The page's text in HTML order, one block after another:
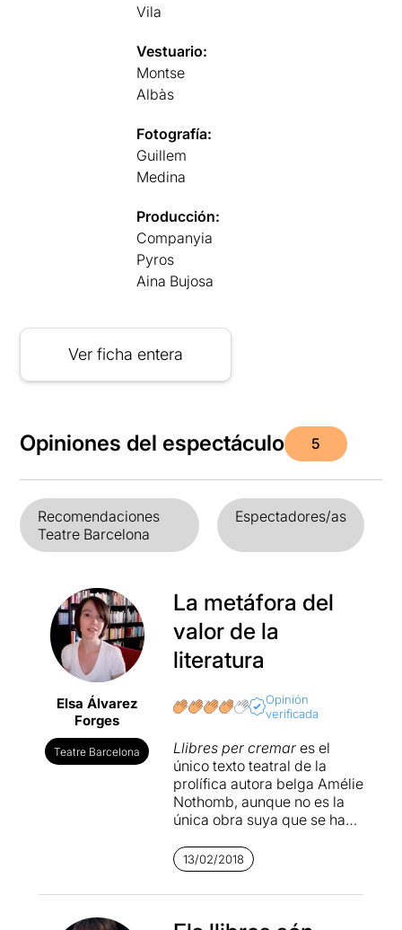
Vila
Vestuario:
Montse
Albàs
Fotografía:
Guillem
Medina
Producción:
Companyia
Pyros
Aina Bujosa
Ver ficha entera
Opiniones del espectáculo 5
Recomendaciones
Teatre Barcelona
Espectadores/as
Elsa Álvarez
Forges
Teatre Barcelona
La metáfora del
valor de la
literatura
Opinión
verificada
Llibres per cremares el
único texto teatral de la
prolífica autora belga Amélie
Nothomb, aunque no es la
única obra suya que se ha
Hace algunos años, Lluís
Soler y Xavier Ripoll
escenificaron su novela
13/02/2018